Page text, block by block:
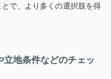
で、より多くの選択肢を得
地条件などのチェッ